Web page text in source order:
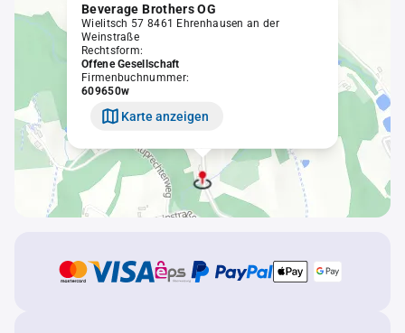
Beverage Brothers OG
Wielitsch 57 8461 Ehrenhausen an der
Weinstraße
Rechtsform:
Offene Gesellschaft
Firmenbuchnummer:
609650w
Karte anzeigen